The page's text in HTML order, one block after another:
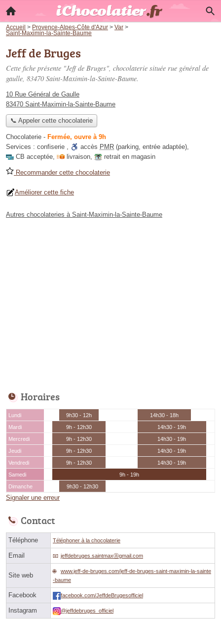
Accueil > Provence-Alpes-Côte d'Azur > Var >
Saint-Maximin-la-Sainte-Baume
Jeff de Bruges
Cette fiche présente "Jeff de Bruges", chocolaterie située rue général de
gaulle, 83470 Saint-Maximin-la-Sainte-Baume.
10 Rue Général de Gaulle
83470 Saint-Maximin-la-Sainte-Baume
📞 Appeler cette chocolaterie
Chocolaterie - Fermée, ouvre à 9h
Services : confiserie , accès PMR (parking, entrée adaptée),
CB acceptée, livraison, retrait en magasin
Recommander cette chocolaterie
Améliorer cette fiche
Autres chocolateries à Saint-Maximin-la-Sainte-Baume
Horaires
Lundi 9h30 - 12h
14h30 - 18h
Mardi
9h - 12h30
14h30 - 19h
Mercredi
9h - 12h30
14h30 - 19h
Jeudi
9h - 12h30
14h30 - 19h
Vendredi
9h - 12h30
14h30 - 19h
Samedi
9h - 19h
Dimanche
9h30 - 12h30
Signaler une erreur
Contact
Téléphone Téléphoner à la chocolaterie
Email jeffdebruges.saintmaxⓐgmail.com
Site web
www.jeff-de-bruges.com/jeff-de-bruges-saint-maximin-la-sainte
-baume
Facebook facebook.com/JeffdeBrugesofficiel
Instagram @jeffdebruges_officiel